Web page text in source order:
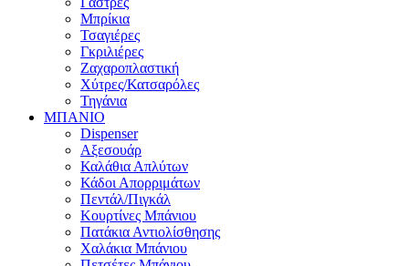
Μπρίκια
Τσαγιέρες
Γκριλιέρες
Ζαχαροπλαστική
Χύτρες/Κατσαρόλες
Τηγάνια
ΜΠΑΝΙΟ
Dispenser
Αξεσουάρ
Καλάθια Απλύτων
Κάδοι Απορριμάτων
Πεντάλ/Πιγκάλ
Κουρτίνες Μπάνιου
Πατάκια Αντιολίσθησης
Χαλάκια Μπάνιου